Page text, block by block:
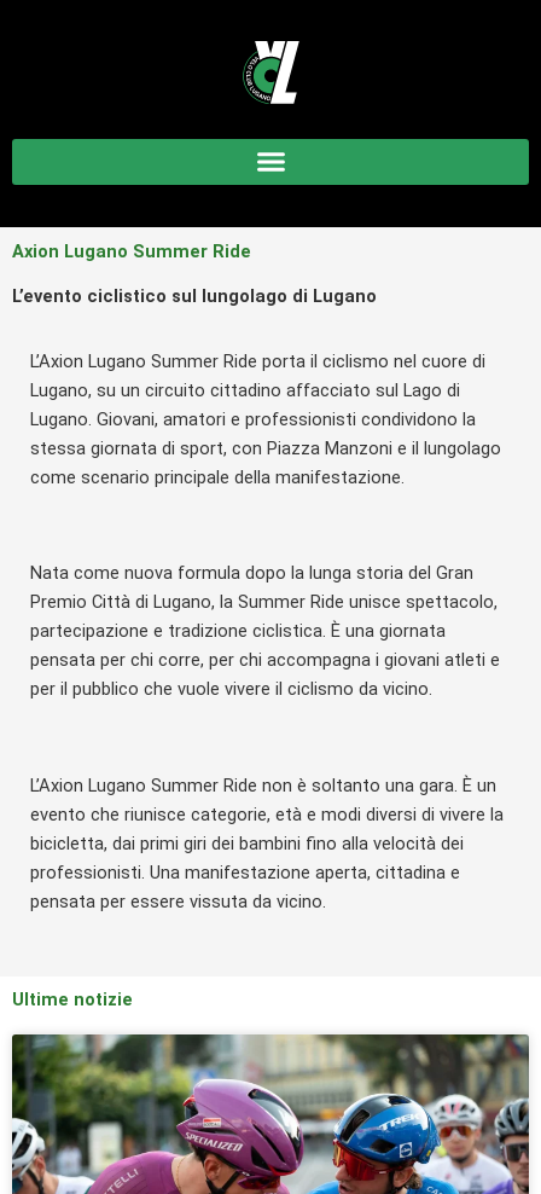
Axion Lugano Summer Ride
L’evento ciclistico sul lungolago di Lugano
L’Axion Lugano Summer Ride porta il ciclismo nel cuore di
Lugano, su un circuito cittadino affacciato sul Lago di
Lugano. Giovani, amatori e professionisti condividono la
stessa giornata di sport, con Piazza Manzoni e il lungolago
come scenario principale della manifestazione.
Nata come nuova formula dopo la lunga storia del Gran
Premio Città di Lugano, la Summer Ride unisce spettacolo,
partecipazione e tradizione ciclistica. È una giornata
pensata per chi corre, per chi accompagna i giovani atleti e
per il pubblico che vuole vivere il ciclismo da vicino.
L’Axion Lugano Summer Ride non è soltanto una gara. È un
evento che riunisce categorie, età e modi diversi di vivere la
bicicletta, dai primi giri dei bambini fino alla velocità dei
professionisti. Una manifestazione aperta, cittadina e
pensata per essere vissuta da vicino.
Ultime notizie